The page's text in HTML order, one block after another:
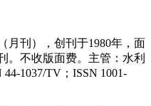
月刊），创刊于1980年，面
。不收版面费。主管：水利
1037/TV；ISSN 1001-